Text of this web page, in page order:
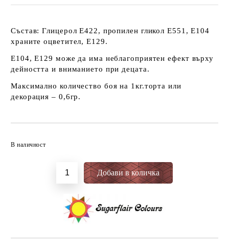
Състав: Глицерол Е422, пропилен гликол Е551, Е104
храните оцветител, Е129.
E104, E129 може да има неблагоприятен ефект върху
дейността и вниманието при децата.
Максимално количество боя на 1кг.торта или
декорация – 0,6гр.
В наличност